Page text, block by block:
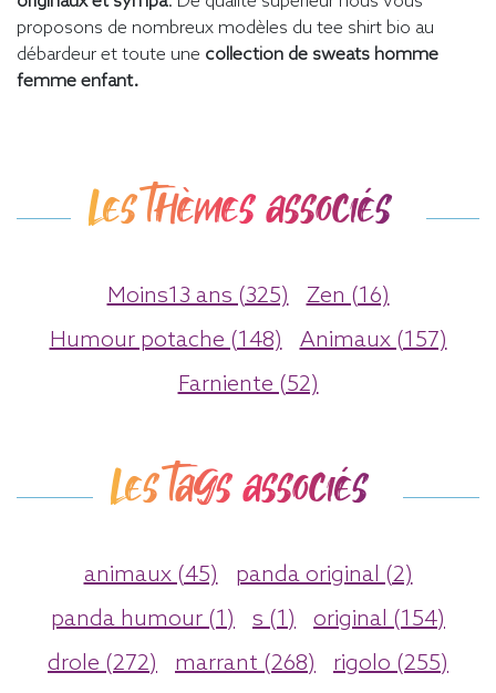
proposons de nombreux modèles du tee shirt bio au
débardeur et toute une collection de sweats homme
femme enfant.
Les thèmes associés
Moins13 ans (325)
Zen (16)
Humour potache (148)
Animaux (157)
Farniente (52)
Les tags associés
animaux (45)
panda original (2)
panda humour (1)
s (1)
original (154)
drole (272)
marrant (268)
rigolo (255)